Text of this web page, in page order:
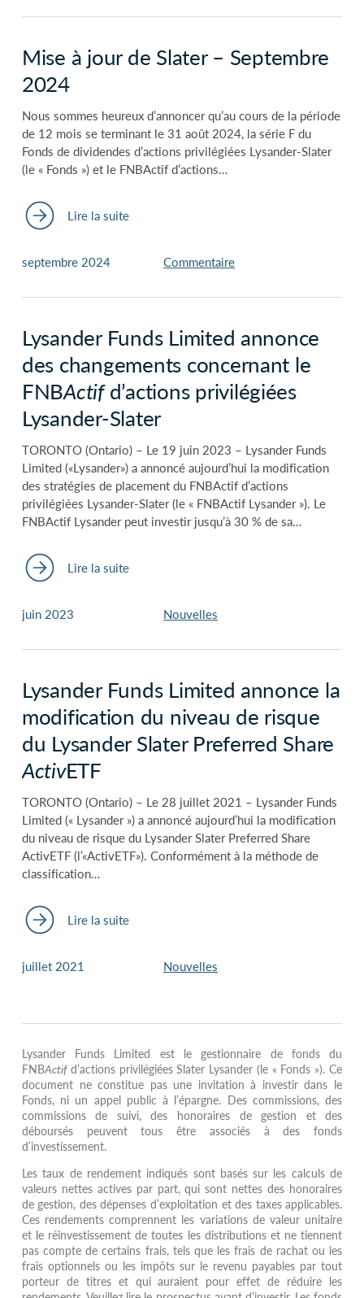
Mise à jour de Slater – Septembre
2024
Nous sommes heureux d’annoncer qu’au cours de la période
de 12 mois se terminant le 31 août 2024, la série F du
Fonds de dividendes d’actions privilégiées Lysander-Slater
(le « Fonds ») et le FNBActif d’actions…
Lire la suite
septembre 2024 Commentaire
Lysander Funds Limited annonce
des changements concernant le
FNBActifd’actions privilégiées
Lysander-Slater
TORONTO (Ontario) – Le 19 juin 2023 – Lysander Funds
Limited («Lysander») a annoncé aujourd’hui la modification
des stratégies de placement du FNBActif d’actions
privilégiées Lysander-Slater (le « FNBActif Lysander »). Le
FNBActif Lysander peut investir jusqu’à 30 % de sa…
Lire la suite
juin 2023 Nouvelles
Lysander Funds Limited annonce la
modification du niveau de risque
du Lysander Slater Preferred Share
ActivETF
TORONTO (Ontario) – Le 28 juillet 2021 – Lysander Funds
Limited (« Lysander ») a annoncé aujourd’hui la modification
du niveau de risque du Lysander Slater Preferred Share
ActivETF (l’«ActivETF»). Conformément à la méthode de
classification…
Lire la suite
juillet 2021 Nouvelles
Lysander Funds Limited est le gestionnaire de fonds du
FNBActifd’actions privilégiées Slater Lysander (le « Fonds »). Ce
document ne constitue pas une invitation à investir dans le
Fonds, ni un appel public à l’épargne. Des commissions, des
commissions de suivi, des honoraires de gestion et des
déboursés peuvent tous être associés à des fonds
d’investissement.
Les taux de rendement indiqués sont basés sur les calculs de
valeurs nettes actives par part, qui sont nettes des honoraires
de gestion, des dépenses d’exploitation et des taxes applicables.
Ces rendements comprennent les variations de valeur unitaire
et le réinvestissement de toutes les distributions et ne tiennent
pas compte de certains frais, tels que les frais de rachat ou les
frais optionnels ou les impôts sur le revenu payables par tout
porteur de titres et qui auraient pour effet de réduire les